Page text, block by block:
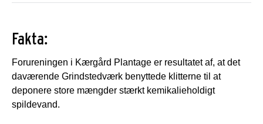
Fakta:
Forureningen i Kærgård Plantage er resultatet af, at det
daværende Grindstedværk benyttede klitterne til at
deponere store mængder stærkt kemikalieholdigt
spildevand.